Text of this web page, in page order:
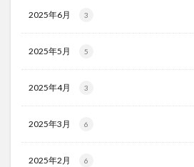
2025年6月 3
2025年5月 5
2025年4月 3
2025年3月 6
2025年2月 6